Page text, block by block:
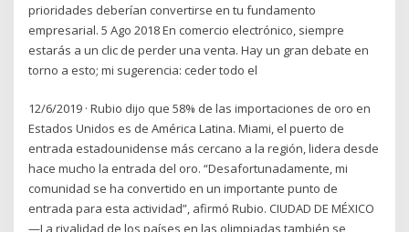
prioridades deberían convertirse en tu fundamento
empresarial. 5 Ago 2018 En comercio electrónico, siempre
estarás a un clic de perder una venta. Hay un gran debate en
torno a esto; mi sugerencia: ceder todo el
12/6/2019 · Rubio dijo que 58% de las importaciones de oro en
Estados Unidos es de América Latina. Miami, el puerto de
entrada estadounidense más cercano a la región, lidera desde
hace mucho la entrada del oro. “Desafortunadamente, mi
comunidad se ha convertido en un importante punto de
entrada para esta actividad”, afirmó Rubio. CIUDAD DE MÉXICO
—La rivalidad de los países en las olimpiadas también se